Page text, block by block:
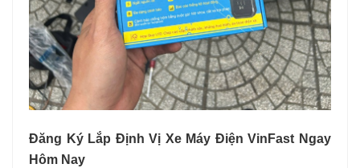
Đăng Ký Lắp Định Vị Xe Máy Điện VinFast Ngay
Hôm Nay